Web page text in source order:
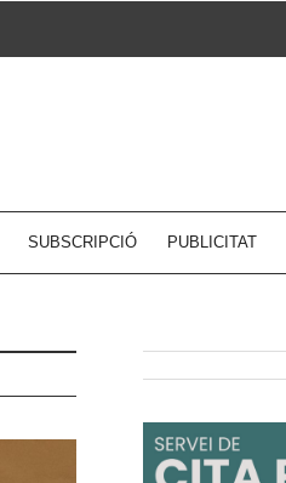
SUBSCRIPCIÓ PUBLICITAT